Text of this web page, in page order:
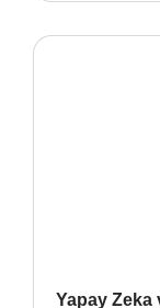
Yapay Zeka